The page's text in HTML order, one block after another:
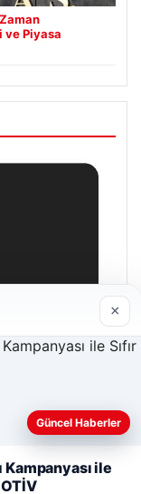
ve Piyasa
×
Güncel Haberler
Kampanyası ile